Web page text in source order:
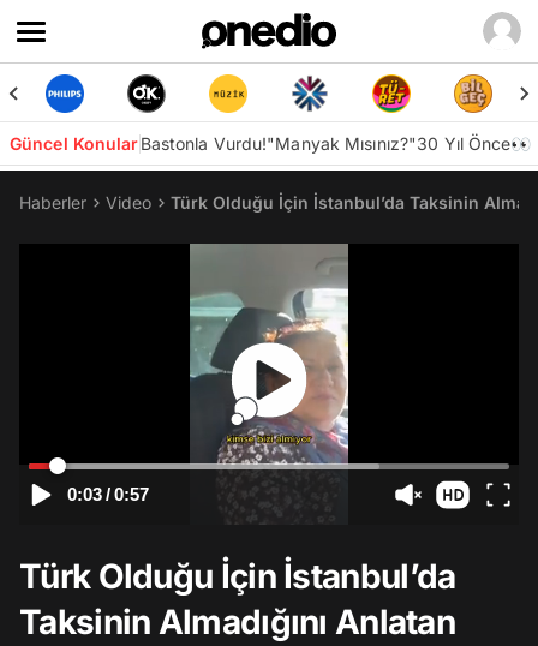
Güncel KonularBastonla Vurdu!"Manyak Mısınız?"30 Yıl Önce👀
Haberler Video Türk Olduğu İçin İstanbul’da Taksinin
0:03/0:57
Türk Olduğu İçin İstanbul’da
Taksinin Almadığını Anlatan